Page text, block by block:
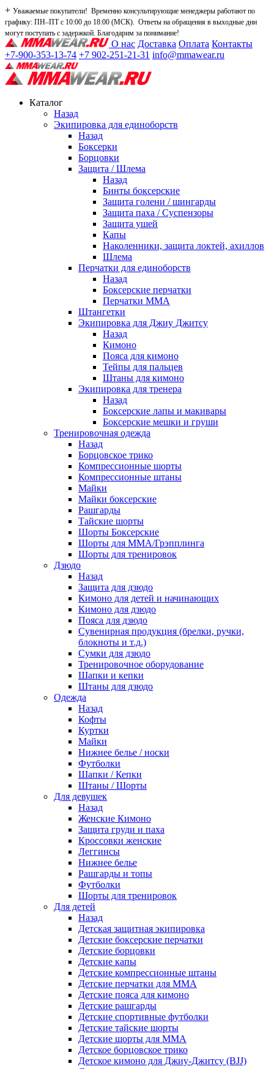
+ Уважаемые покупатели! Временно консультирующие менеджеры работают по
графику: ПН–ПТ с 10:00 до 18:00 (МСК). Ответы на обращения в выходные дни
могут поступать с задержкой. Благодарим за понимание!
О нас Доставка Оплата Контакты
+7-900-353-13-74 +7 902-251-21-31 info@mmawear.ru
Каталог
Назад
Экипировка для единоборств
Назад
Боксерки
Борцовки
Защита / Шлема
Назад
Бинты боксерские
Защита голени / шингарды
Защита паха / Суспензоры
Защита ушей
Капы
Наколенники, защита локтей, ахиллов
Шлема
Перчатки для единоборств
Назад
Боксерские перчатки
Перчатки ММА
Штангетки
Экипировка для Джиу Джитсу
Назад
Кимоно
Пояса для кимоно
Тейпы для пальцев
Штаны для кимоно
Экипировка для тренера
Назад
Боксерские лапы и макивары
Боксерские мешки и груши
Тренировочная одежда
Назад
Борцовское трико
Компрессионные шорты
Компрессионные штаны
Майки
Майки боксерские
Рашгарды
Тайские шорты
Шорты Боксерские
Шорты для ММА/Грэпплинга
Шорты для тренировок
Дзюдо
Назад
Защита для дзюдо
Кимоно для детей и начинающих
Кимоно для дзюдо
Пояса для дзюдо
Сувенирная продукция (брелки, ручки,
блокноты и т.д.)
Сумки для дзюдо
Тренировочное оборудование
Шапки и кепки
Штаны для дзюдо
Одежда
Назад
Кофты
Куртки
Майки
Нижнее белье / носки
Футболки
Шапки / Кепки
Штаны / Шорты
Для девушек
Назад
Женские Кимоно
Защита груди и паха
Кроссовки женские
Леггинсы
Нижнее белье
Рашгарды и топы
Футболки
Шорты для тренировок
Для детей
Назад
Детская защитная экипировка
Детские боксерские перчатки
Детские борцовки
Детские капы
Детские компрессионные штаны
Детские перчатки для ММА
Детские пояса для кимоно
Детские рашгарды
Детские спортивные футболки
Детские тайские шорты
Детские шорты для ММА
Детское борцовское трико
Детское кимоно для Джиу-Джитсу (BJJ)